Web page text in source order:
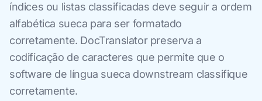
índices ou listas classificadas deve seguir a ordem
alfabética sueca para ser formatado
corretamente. DocTranslator preserva a
codificação de caracteres que permite que o
software de língua sueca downstream classifique
corretamente.